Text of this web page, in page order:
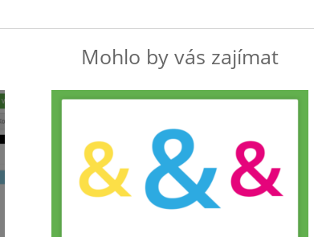
Mohlo by vás zajímat